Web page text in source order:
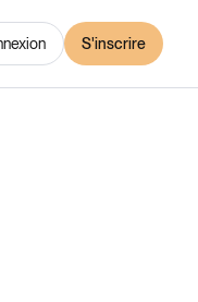
S'inscrire